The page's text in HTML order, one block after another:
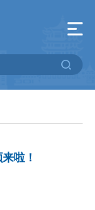
啦！